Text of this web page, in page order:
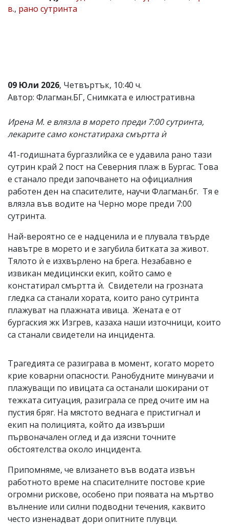
Коментарите
редакцията
не
носи
за
тях!
Ако
обиден
за
вас
коментар,
моля
сигнализирайте
ни!
в., рано сутринта
09 Юли 2026, Четвъртък, 10:40 ч.
Автор: Флагман.БГ, Снимката е илюстративна
Ирена М. е влязла в морето преди 7:00 сутринта,
лекарите само констатираха смъртта ѝ
41-годишната бургазлийка се е удавила рано тази
сутрин край 2 пост на Северния плаж в Бургас. Това
е станало преди започването на официалния
работен ден на спасителите, научи Флагман.бг. Тя е
влязла във водите на Черно море преди 7:00
сутринта.
Най-вероятно се е надценила и е плувала твърде
навътре в морето и е загубила битката за живот.
Тялото ѝ е изхвърлено на брега. Незабавно е
извикан медицински екип, който само е
констатирал смъртта ѝ. Свидетели на грозната
гледка са станали хората, които рано сутринта
плажуват на плажната ивица. Жената е от
бургаския жк Изгрев, казаха наши източници, които
са станали свидетели на инцидента.
Трагедията се разиграва в момент, когато морето
крие коварни опасности. Ранобудните минувачи и
плажуващи по ивицата са останали шокирани от
тежката ситуация, разиграла се пред очите им на
пустия бряг. На мястото веднага е пристигнал и
екип на полицията, който да извърши
първоначален оглед и да изясни точните
обстоятелства около инцидента.
Припомняме, че влизането във водата извън
работното време на спасителните постове крие
огромни рискове, особено при появата на мъртво
вълнение или силни подводни течения, каквито
често изненадват дори опитните плувци.